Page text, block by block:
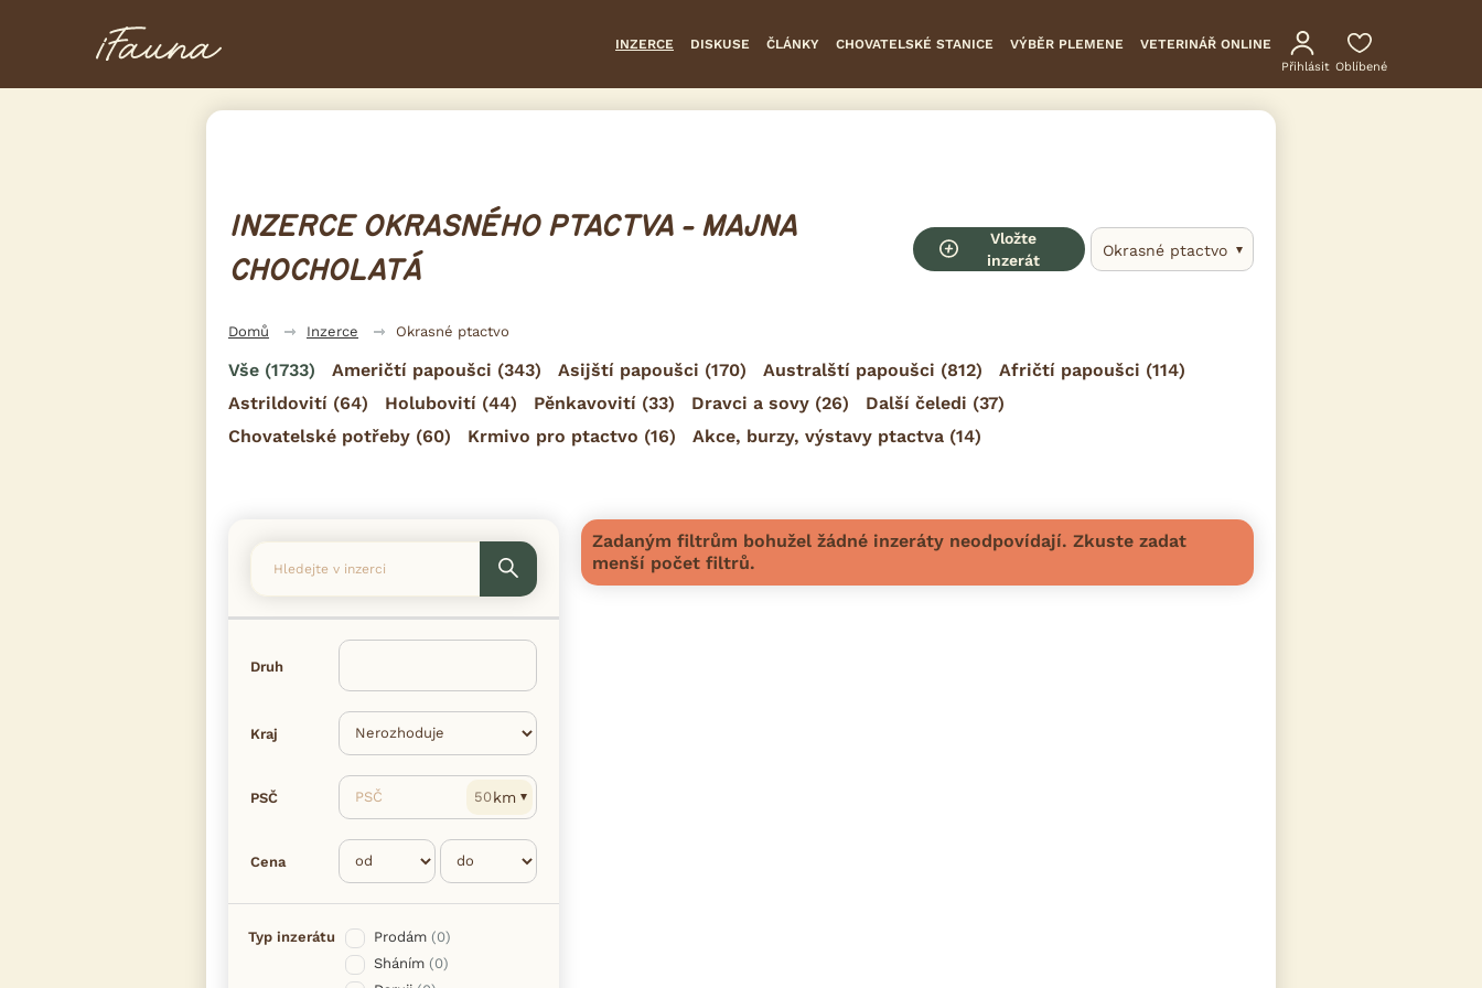
INZERCE DISKUSE ČLÁNKY CHOVATELSKÉ STANICE VÝBĚR PLEMENE VETERINÁŘ ONLINE
Přihlásit Oblíbené
INZERCE OKRASNÉHO PTACTVA - MAJNA
CHOCHOLATÁ
Vložte
inzerát
Okrasné ptactvo
Domů Inzerce Okrasné ptactvo
Vše (1733) Američtí papoušci (343) Asijští papoušci (170) Australští papoušci (812) Afričtí papoušci (114)
Astrildovití (64) Holubovití (44) Pěnkavovití (33) Dravci a sovy (26) Další čeledi (37)
Chovatelské potřeby (60) Krmivo pro ptactvo (16) Akce, burzy, výstavy ptactva (14)
Druh
Kraj
PSČ PSČ km
Cena
Typ inzerátu Prodám (0)
Sháním (0)
Zadaným filtrům bohužel žádné inzeráty neodpovídají. Zkuste zadat
menší počet filtrů.